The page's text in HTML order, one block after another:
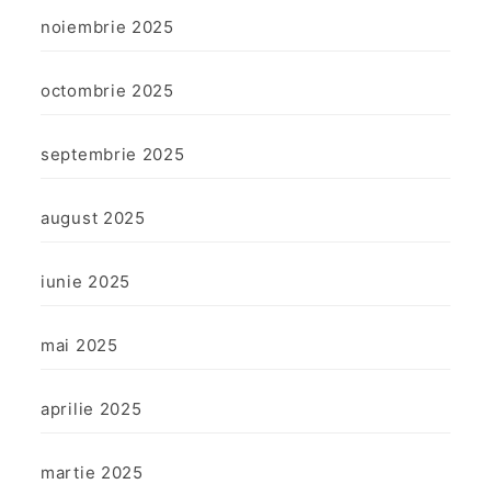
noiembrie 2025
octombrie 2025
septembrie 2025
august 2025
iunie 2025
mai 2025
aprilie 2025
martie 2025